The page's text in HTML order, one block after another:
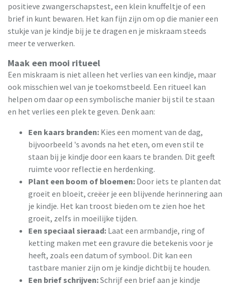
positieve zwangerschapstest, een klein knuffeltje of een
brief in kunt bewaren. Het kan fijn zijn om op die manier een
stukje van je kindje bij je te dragen en je miskraam steeds
meer te verwerken.
Maak een mooi ritueel
Een miskraam is niet alleen het verlies van een kindje, maar
ook misschien wel van je toekomstbeeld. Een ritueel kan
helpen om daar op een symbolische manier bij stil te staan
en het verlies een plek te geven. Denk aan:
Een kaars branden: Kies een moment van de dag,
bijvoorbeeld 's avonds na het eten, om even stil te
staan bij je kindje door een kaars te branden. Dit geeft
ruimte voor reflectie en herdenking.
Plant een boom of bloemen: Door iets te planten dat
groeit en bloeit, creëer je een blijvende herinnering aan
je kindje. Het kan troost bieden om te zien hoe het
groeit, zelfs in moeilijke tijden.
Een speciaal sieraad: Laat een armbandje, ring of
ketting maken met een gravure die betekenis voor je
heeft, zoals een datum of symbool. Dit kan een
tastbare manier zijn om je kindje dichtbij te houden.
Een brief schrijven:Schrijf een brief aan je kindje